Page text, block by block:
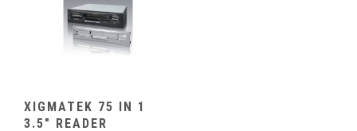
XIGMATEK 75 IN 1
3.5″ READER